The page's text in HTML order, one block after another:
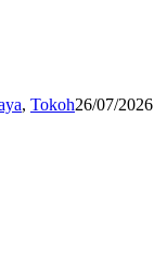
, Tokoh26/07/2026